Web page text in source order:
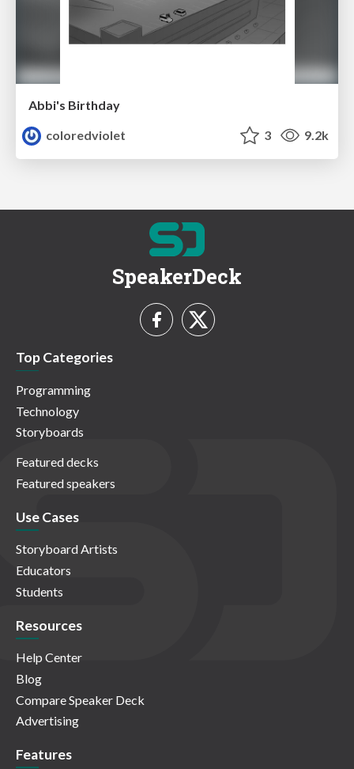
Abbi's Birthday
coloredviolet
3 9.2k
SpeakerDeck
Top Categories
Programming
Technology
Storyboards
Featured decks
Featured speakers
Use Cases
Storyboard Artists
Educators
Students
Resources
Help Center
Blog
Compare Speaker Deck
Advertising
Features